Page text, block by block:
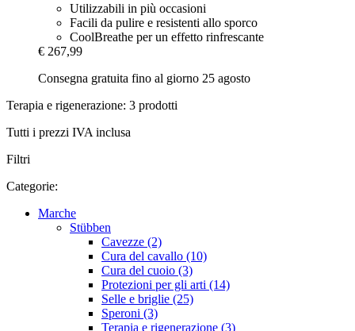
Utilizzabili in più occasioni
Facili da pulire e resistenti allo sporco
CoolBreathe per un effetto rinfrescante
€ 267,99
Consegna gratuita fino al giorno 25 agosto
Terapia e rigenerazione: 3 prodotti
Tutti i prezzi IVA inclusa
Filtri
Categorie:
Marche
Stübben
Cavezze (2)
Cura del cavallo (10)
Cura del cuoio (3)
Protezioni per gli arti (14)
Selle e briglie (25)
Speroni (3)
Terapia e rigenerazione (3)